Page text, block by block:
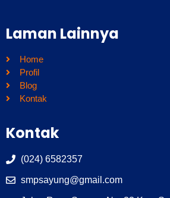
Laman Lainnya
Home
Profil
Blog
Kontak
Kontak
(024) 6582357
smpsayung@gmail.com